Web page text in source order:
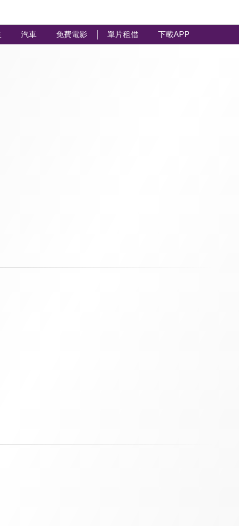
汽車 免費電影 單片租借 下載APP